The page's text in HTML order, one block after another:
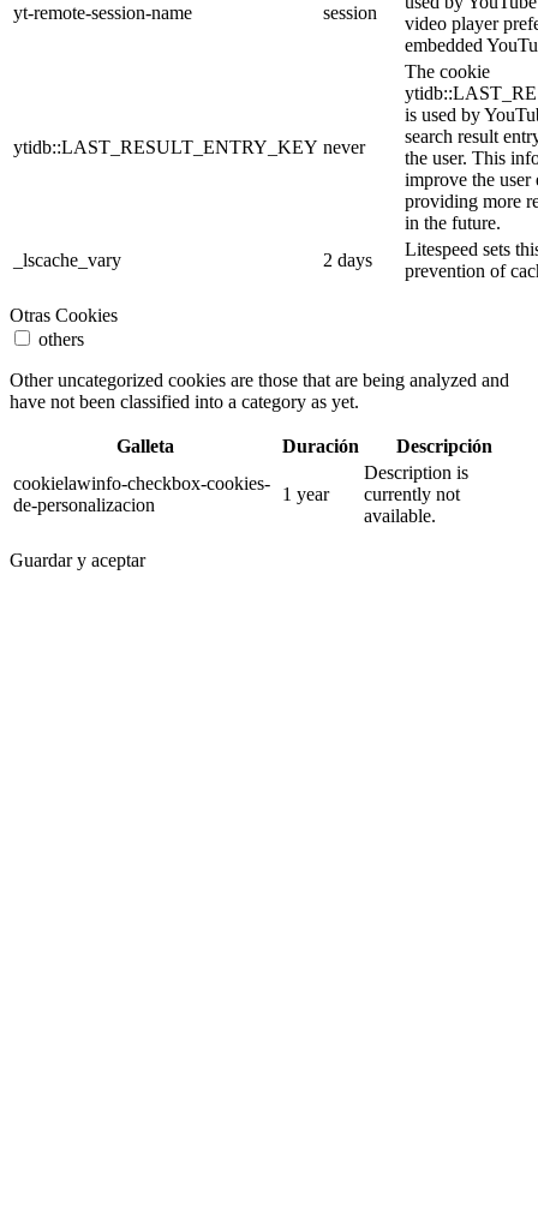
yt-remote-session-name session
video player
embedded
ytidb::LAST_RESULT_ENTRY_KEY never
The cookie
is used by
search result
the user. This
improve the user
providing more
in the future.
_lscache_vary
2 days
Litespeed sets
prevention of
Otras Cookies
others
Other uncategorized cookies are those that are being analyzed and
have not been classified into a category as yet.
Galleta Duración
Descripción
cookielawinfo-checkbox-cookies-
de-personalizacion
1 year
Description is
currently not
available.
Guardar y aceptar